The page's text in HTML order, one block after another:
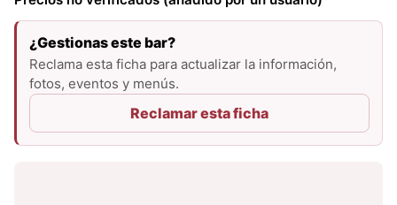
¿Gestionas este bar?
Reclama esta ficha para actualizar la información,
fotos, eventos y menús.
Reclamar esta ficha